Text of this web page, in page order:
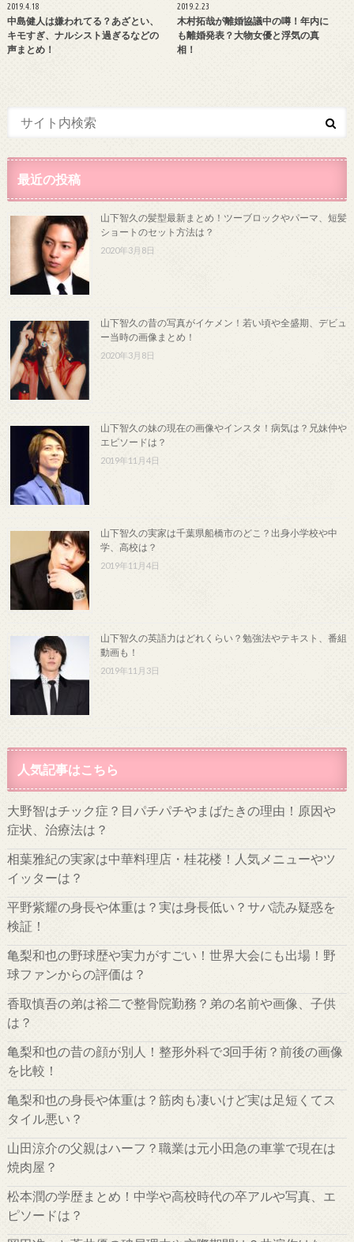
2019.4.18
中島健人は嫌われてる？あざとい、
キモすぎ、ナルシスト過ぎるなどの
声まとめ！
2019.2.23
木村拓哉が離婚協議中の噂！年内に
も離婚発表？大物女優と浮気の真
相！
最近の投稿
山下智久の髪型最新まとめ！ツーブロックやパーマ、短髪
ショートのセット方法は？
2020年3月8日
山下智久の昔の写真がイケメン！若い頃や全盛期、デビュ
ー当時の画像まとめ！
2020年3月8日
山下智久の妹の現在の画像やインスタ！病気は？兄妹仲や
エピソードは？
2019年11月4日
山下智久の実家は千葉県船橋市のどこ？出身小学校や中
学、高校は？
2019年11月4日
山下智久の英語力はどれくらい？勉強法やテキスト、番組
動画も！
2019年11月3日
人気記事はこちら
大野智はチック症？目パチパチやまばたきの理由！原因や
症状、治療法は？
相葉雅紀の実家は中華料理店・桂花楼！人気メニューやツ
イッターは？
平野紫耀の身長や体重は？実は身長低い？サバ読み疑惑を
検証！
亀梨和也の野球歴や実力がすごい！世界大会にも出場！野
球ファンからの評価は？
香取慎吾の弟は裕二で整骨院勤務？弟の名前や画像、子供
は？
亀梨和也の昔の顔が別人！整形外科で3回手術？前後の画像
を比較！
亀梨和也の身長や体重は？筋肉も凄いけど実は足短くてス
タイル悪い？
山田涼介の父親はハーフ？職業は元小田急の車掌で現在は
焼肉屋？
松本潤の学歴まとめ！中学や高校時代の卒アルや写真、エ
ピソードは？